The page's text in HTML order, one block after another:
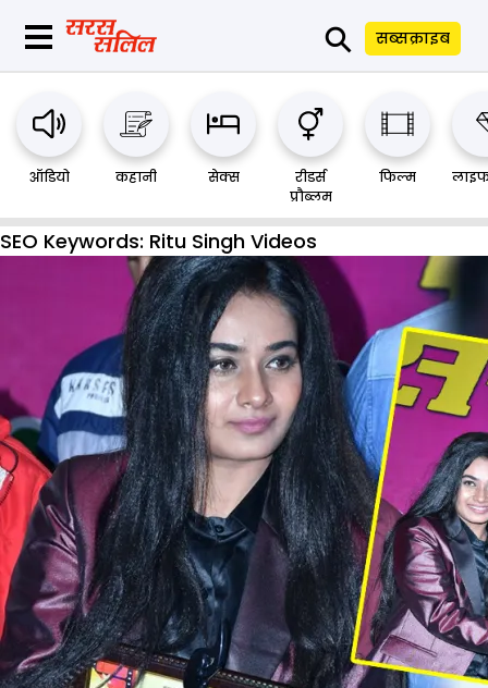
⚲ सब्सक्राइब
ऑडियो कहानी सेक्स
रीडर्स
प्रौब्लम
फिल्म
SEO Keywords: Ritu Singh Videos